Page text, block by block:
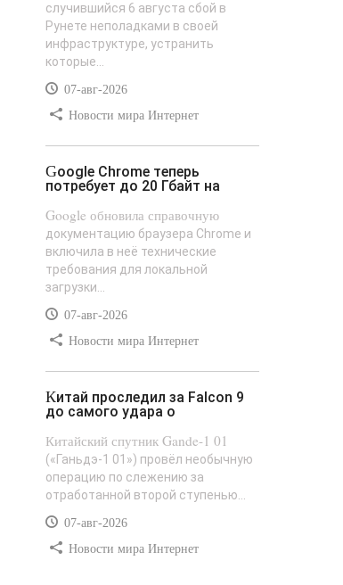
случившийся 6 августа сбой в
Рунете неполадками в своей
инфраструктуре, устранить
которые...
07-авг-2026
Новости мира Интернет
Google Chrome теперь
потребует до 20 Гбайт на
Google обновила справочную
документацию браузера Chrome и
включила в неё технические
требования для локальной
загрузки...
07-авг-2026
Новости мира Интернет
Китай проследил за Falcon 9
до самого удара о
Китайский спутник Gande-1 01
(«Ганьдэ-1 01») провёл необычную
операцию по слежению за
отработанной второй ступенью...
07-авг-2026
Новости мира Интернет